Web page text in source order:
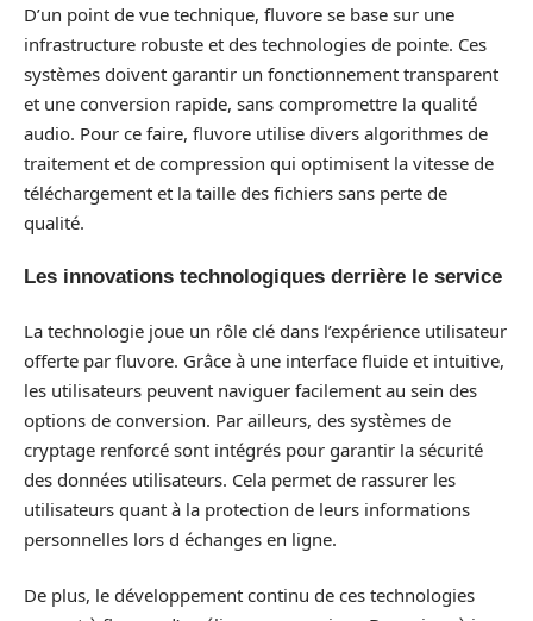
D’un point de vue technique, fluvore se base sur une
infrastructure robuste et des technologies de pointe. Ces
systèmes doivent garantir un fonctionnement transparent
et une conversion rapide, sans compromettre la qualité
audio. Pour ce faire, fluvore utilise divers algorithmes de
traitement et de compression qui optimisent la vitesse de
téléchargement et la taille des fichiers sans perte de
qualité.
Les innovations technologiques derrière le service
La technologie joue un rôle clé dans l’expérience utilisateur
offerte par fluvore. Grâce à une interface fluide et intuitive,
les utilisateurs peuvent naviguer facilement au sein des
options de conversion. Par ailleurs, des systèmes de
cryptage renforcé sont intégrés pour garantir la sécurité
des données utilisateurs. Cela permet de rassurer les
utilisateurs quant à la protection de leurs informations
personnelles lors d échanges en ligne.
De plus, le développement continu de ces technologies